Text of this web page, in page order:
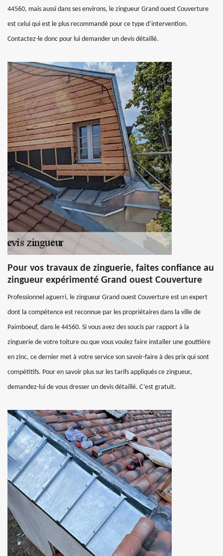
44560, mais aussi dans ses environs, le zingueur Grand ouest Couverture
est celui qui est le plus recommandé pour ce type d’intervention.
Contactez-le donc pour lui demander un devis détaillé.
Pour vos travaux de zinguerie, faites confiance au
zingueur expérimenté Grand ouest Couverture
Professionnel aguerri, le zingueur Grand ouest Couverture est un expert
dont la compétence est reconnue par les propriétaires dans la ville de
Paimboeuf, dans le 44560. Si vous avez des soucis par rapport à la
zinguerie de votre toiture ou que vous voulez faire installer une gouttière
en zinc, ce dernier met à votre service son savoir-faire à des prix qui sont
compétitifs. Pour en savoir plus sur les tarifs appliqués ce zingueur,
demandez-lui de vous dresser un devis détaillé. C’est gratuit.